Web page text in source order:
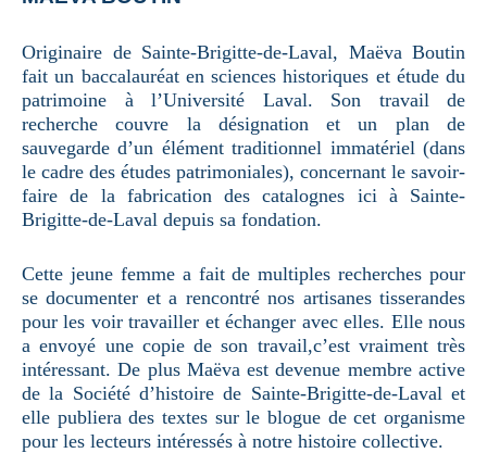
Originaire de Sainte-Brigitte-de-Laval, Maëva Boutin
fait un baccalauréat en sciences historiques et étude du
patrimoine à l’Université Laval. Son travail de
recherche couvre la désignation et un plan de
sauvegarde d’un élément traditionnel immatériel (dans
le cadre des études patrimoniales), concernant le savoir-
faire de la fabrication des catalognes ici à Sainte-
Brigitte-de-Laval depuis sa fondation.
Cette jeune femme a fait de multiples recherches pour
se documenter et a rencontré nos artisanes tisserandes
pour les voir travailler et échanger avec elles. Elle nous
a envoyé une copie de son travail,c’est vraiment très
intéressant. De plus Maëva est devenue membre active
de la Société d’histoire de Sainte-Brigitte-de-Laval et
elle publiera des textes sur le blogue de cet organisme
pour les lecteurs intéressés à notre histoire collective.